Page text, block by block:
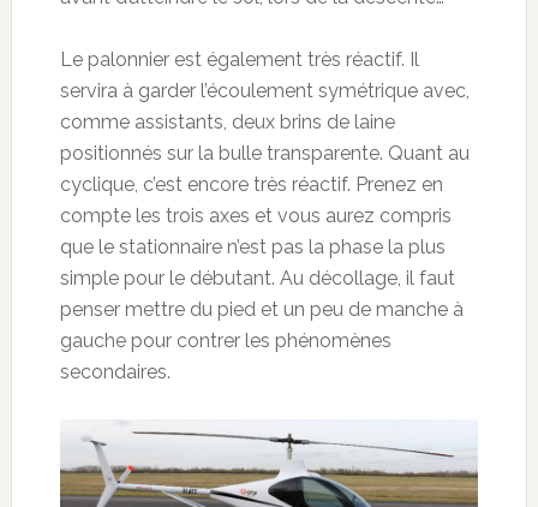
Le palonnier est également très réactif. Il
servira à garder l’écoulement symétrique avec,
comme assistants, deux brins de laine
positionnés sur la bulle transparente. Quant au
cyclique, c’est encore très réactif. Prenez en
compte les trois axes et vous aurez compris
que le stationnaire n’est pas la phase la plus
simple pour le débutant. Au décollage, il faut
penser mettre du pied et un peu de manche à
gauche pour contrer les phénomènes
secondaires.